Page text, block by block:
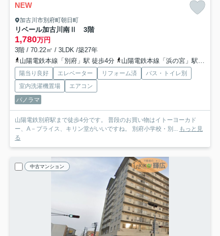
NEW
加古川市別府町朝日町
リベール加古川南Ⅱ 3階
1,780万円
3階 / 70.22㎡ / 3LDK /築27年
山陽電鉄本線「別府」駅 徒歩4分
山陽電鉄本線「浜の宮」駅 徒歩22分
陽当り良好 エレベーター リフォーム済
バス・トイレ別
室内洗濯機置場
エアコン
パノラマ
山陽電鉄別府駅まで徒歩4分です。 普段のお買い物はイトーヨーカド
ー、A－プライス、キリン堂がいいですね。 別府小学校・別...
もっと見
る
中古マンション